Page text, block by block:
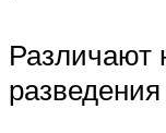
Различают